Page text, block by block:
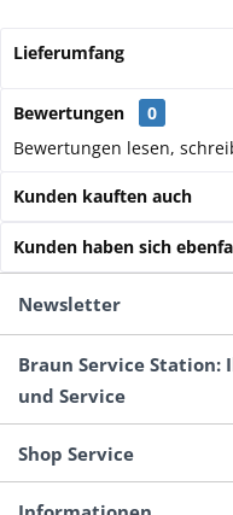
Lieferumfang
Bewertungen
0
Bewertungen lesen,
Kunden kauften auch
Kunden haben sich
Newsletter
Braun Service
und Service
Shop Service